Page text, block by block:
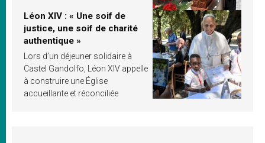
Léon XIV : « Une soif de
justice, une soif de charité
authentique »
Lors d’un déjeuner solidaire à
Castel Gandolfo, Léon XIV appelle
à construire une Église
accueillante et réconciliée